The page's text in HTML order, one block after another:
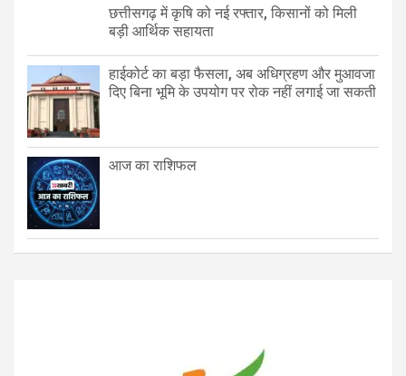
छत्तीसगढ़ में कृषि को नई रफ्तार, किसानों को मिली
बड़ी आर्थिक सहायता
हाईकोर्ट का बड़ा फैसला, अब अधिग्रहण और मुआवजा
दिए बिना भूमि के उपयोग पर रोक नहीं लगाई जा सकती
आज का राशिफल